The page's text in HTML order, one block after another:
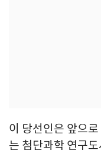
이 당선인은 앞으
는 첨단과학 연구